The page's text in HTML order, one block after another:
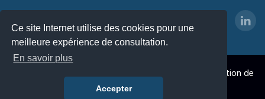
Ce site Internet utilise des cookies pour une
meilleure expérience de consultation.
En savoir plus
Accepter
DETROIS EXPERTISE- Expert immobilier agréé, Estimation de
la Valeur Immobilière & Foncière © 2023 - 2026